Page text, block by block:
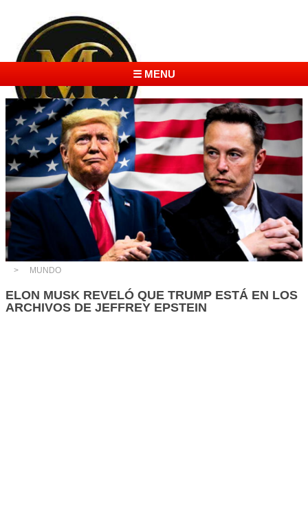
☰ MENU
MUNDO
ELON MUSK REVELÓ QUE TRUMP ESTÁ EN LOS
ARCHIVOS DE JEFFREY EPSTEIN